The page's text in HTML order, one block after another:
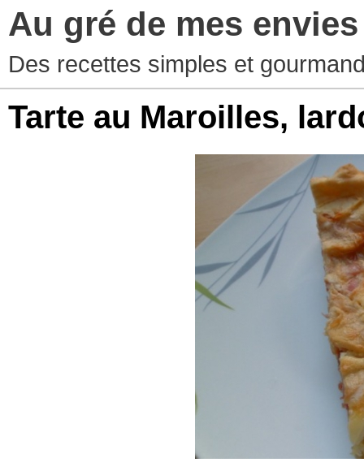
Au gré de mes envies
Des recettes simples et
Tarte au Maroilles,